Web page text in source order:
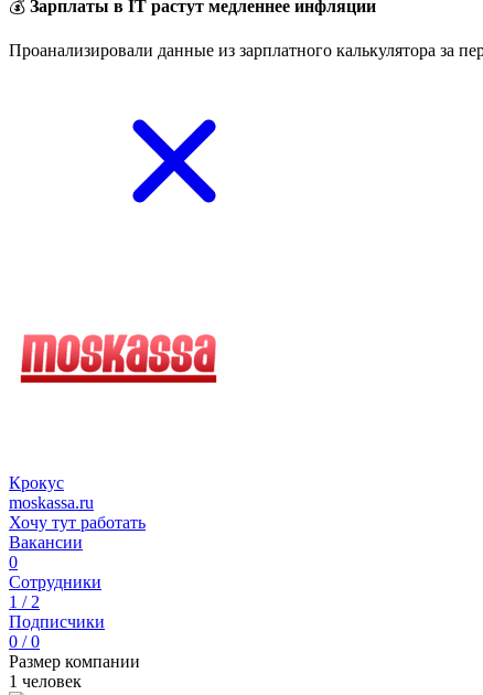
💰 Зарплаты в IT растут медленнее инфляции
Проанализировали данные из зарплатного калькулятора за
Крокус
moskassa.ru
Хочу тут работать
Вакансии
0
Сотрудники
1 / 2
Подписчики
0 / 0
Размер компании
1 человек